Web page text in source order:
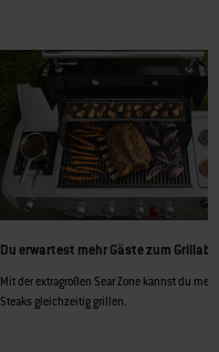
Du erwartest mehr Gäste zum
Mit der extragroßen Sear Zone kannst du
Steaks gleichzeitig grillen.